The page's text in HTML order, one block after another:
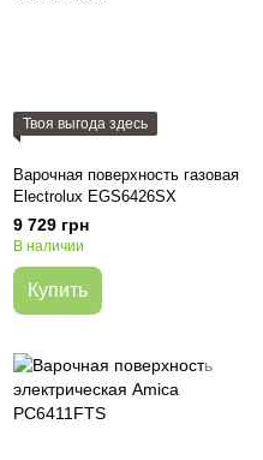
Твоя выгода здесь
Варочная поверхность газовая
Electrolux EGS6426SX
9 729 грн
В наличии
Купить